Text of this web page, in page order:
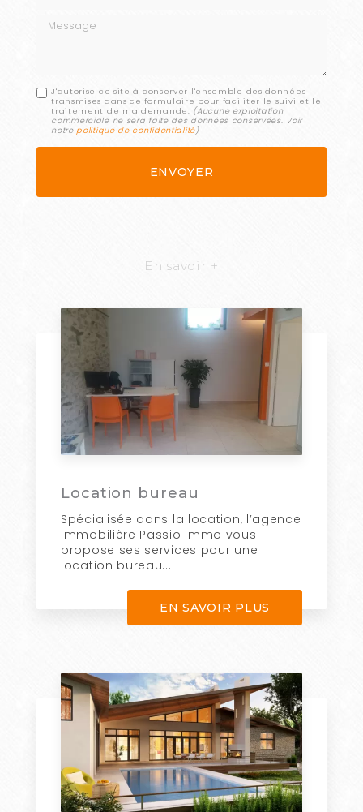
Message
J'autorise ce site à conserver l'ensemble des données
transmises dans ce formulaire pour faciliter le suivi et le
traitement de ma demande. (Aucune exploitation
commerciale ne sera faite des données conservées. Voir
notrepolitique de confidentialité)
En savoir +
Location bureau
Spécialisée dans la location, l’agence
immobilière Passio Immo vous
propose ses services pour une
location bureau....
EN SAVOIR PLUS